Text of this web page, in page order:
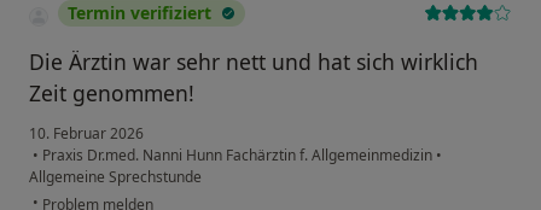
Termin verifiziert
Die Ärztin war sehr nett und hat sich wirklich
Zeit genommen!
10. Februar 2026
• Praxis Dr.med. Nanni Hunn Fachärztin f. Allgemeinmedizin •
Allgemeine Sprechstunde
• Problem melden